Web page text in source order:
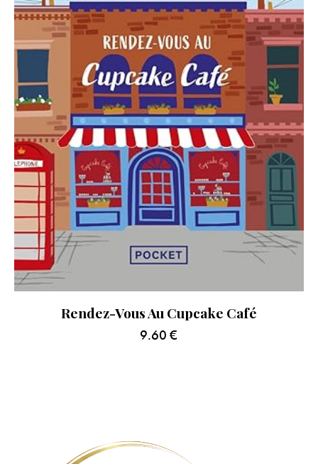
Rendez-Vous Au Cupcake Café
9.60 €